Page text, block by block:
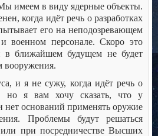
имеем в виду ядерные объекты.
когда идёт речь о разработках
его на неподозревающем
военном персонале. Скоро это
в ближайшем будущем не будет
вооружения.
и я не сужу, когда идёт речь о
но я вам хочу сказать, что у
оснований применять оружие
Проблемы будут решаться
при посредничестве Высших